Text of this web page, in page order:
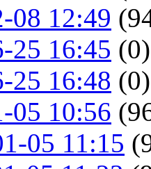
08 12:49
25 16:45 (0)
25 16:48 (0)
05 10:56
05 11:15